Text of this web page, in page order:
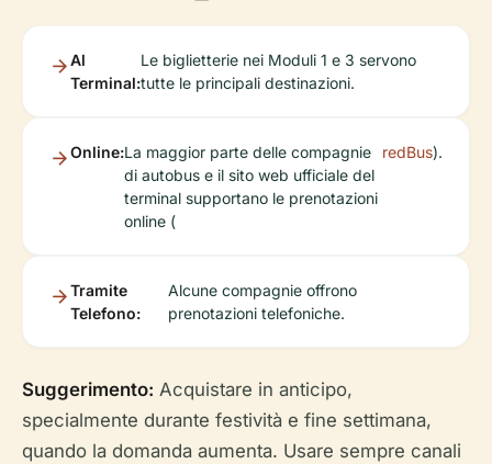
Al
Terminal:
Le biglietterie nei Moduli 1 e 3 servono
tutte le principali destinazioni.
Online:La maggior parte delle compagnie
di autobus e il sito web ufficiale del
terminal supportano le prenotazioni
online (
redBus).
Tramite
Telefono:
Alcune compagnie offrono
prenotazioni telefoniche.
Suggerimento: Acquistare in anticipo,
specialmente durante festività e fine settimana,
quando la domanda aumenta. Usare sempre canali